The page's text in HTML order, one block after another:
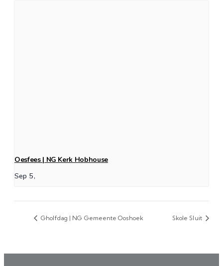
Oesfees | NG Kerk Hobhouse
Sep 5,
Gholfdag | NG Gemeente Ooshoek Skole Sluit